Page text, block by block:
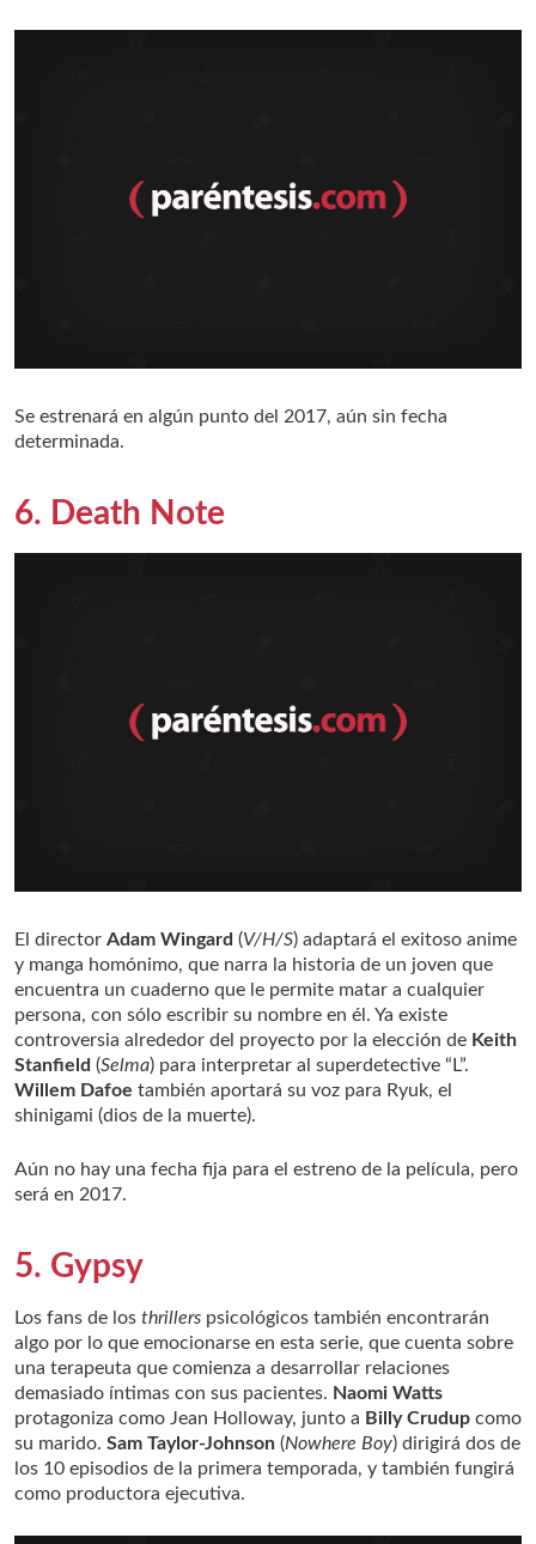
Se estrenará en algún punto del 2017, aún sin fecha
determinada.
6. Death Note
El director Adam Wingard (V/H/S) adaptará el exitoso anime
y manga homónimo, que narra la historia de un joven que
encuentra un cuaderno que le permite matar a cualquier
persona, con sólo escribir su nombre en él. Ya existe
controversia alrededor del proyecto por la elección de Keith
Stanfield (Selma) para interpretar al superdetective “L”.
Willem Dafoe también aportará su voz para Ryuk, el
shinigami (dios de la muerte).
Aún no hay una fecha fija para el estreno de la película, pero
será en 2017.
5. Gypsy
Los fans de los thrillers psicológicos también encontrarán
algo por lo que emocionarse en esta serie, que cuenta sobre
una terapeuta que comienza a desarrollar relaciones
demasiado íntimas con sus pacientes. Naomi Watts
protagoniza como Jean Holloway, junto a Billy Crudup como
su marido. Sam Taylor-Johnson (Nowhere Boy) dirigirá dos de
los 10 episodios de la primera temporada, y también fungirá
como productora ejecutiva.